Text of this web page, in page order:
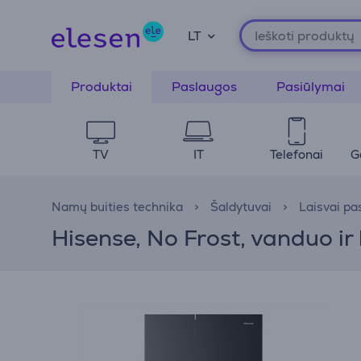
LT
Produktai Paslaugos Pasiūlymai
TV IT Telefonai
Namų buities technika Šaldytuvai Laisvai
Hisense, No Frost, vanduo